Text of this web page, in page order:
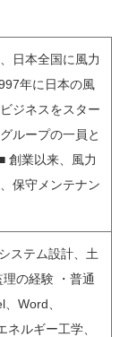
日本全国に風力
年に日本の風
ジネスをスター
ループの一員と
創業以来、風力
保守メンテナン
ステム設計、土
の経験 ・普通
Word、
ルギー工学、